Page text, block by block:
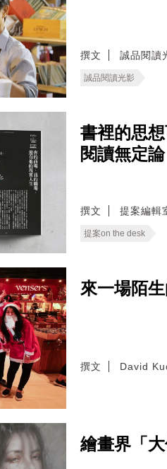
撰文 誠品閱讀
誠品閱讀光影
書裡的思
閱讀無定論
撰文 提案編輯
提案on the desk
來一場陌
撰文 David
繪畫界「